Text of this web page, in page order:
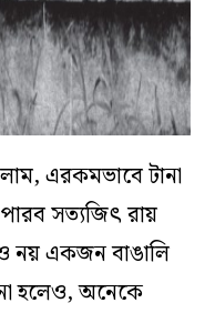
এরকমভাবে টানা
পারব সত্যজিৎ রায়
নয় একজন বাঙালি
হলেও, অনেকে